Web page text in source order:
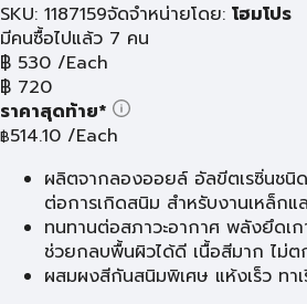
SKU: 1187159จัดจำหน่ายโดย: โฮมโปร
มีคนซื้อไปแล้ว 7 คน
฿ 530 /Each
฿ 720
ราคาสุดท้าย*
฿514.10 /Each
ผลิตจากลองออยล์ อัลขีตเรซิ่นชนิ
ต่อการเกิดสนิม สำหรับงานเหล็กแ
ทนทานต่อสภาวะอากาศ พลังยึดเ
ช่วยกลบพื้นผิวได้ดี เนื้อสีมาก ไม่ต
ผสมผงสีกันสนิมพิเศษ แห้งเร็ว ทา